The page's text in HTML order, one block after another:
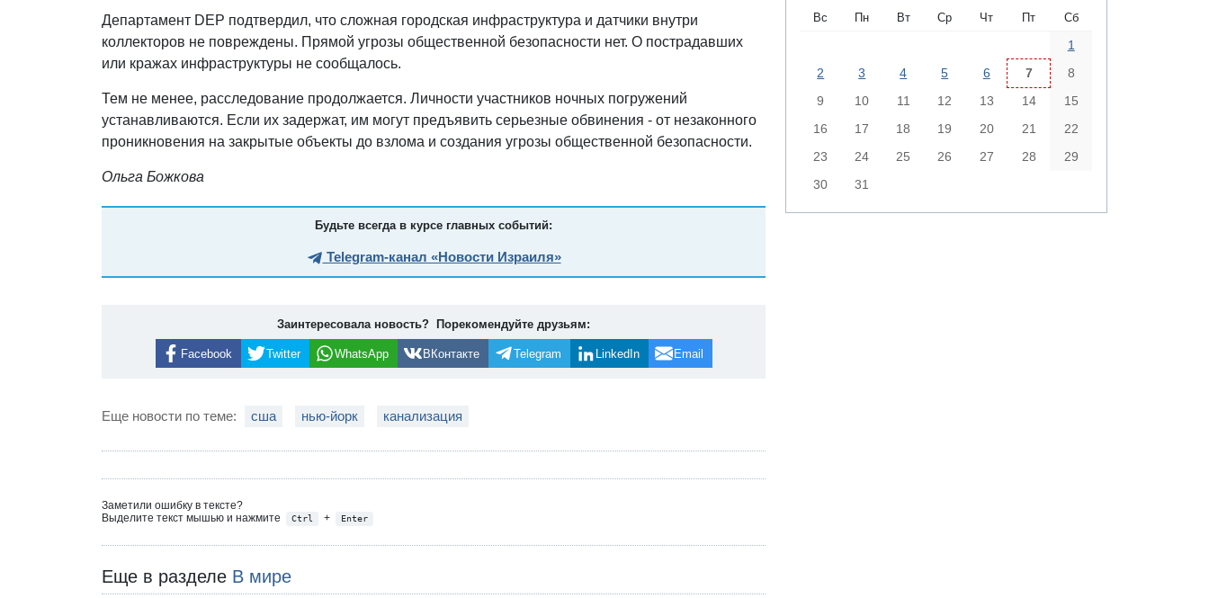
Департамент DEP подтвердил, что сложная городская инфраструктура и датчики внутри
коллекторов не повреждены. Прямой угрозы общественной безопасности нет. О пострадавших
или кражах инфраструктуры не сообщалось.
Тем не менее, расследование продолжается. Личности участников ночных погружений
устанавливаются. Если их задержат, им могут предъявить серьезные обвинения - от незаконного
проникновения на закрытые объекты до взлома и создания угрозы общественной безопасности.
Ольга Божкова
Будьте всегда в курсе главных событий:
Telegram-канал «Новости Израиля»
Заинтересовала новость? Порекомендуйте друзьям:
Facebook Twitter WhatsApp ВКонтакте Telegram LinkedIn Email
Еще новости по теме: сша нью-йорк канализация
Заметили ошибку в тексте?
Выделите текст мышью и нажмите
Ctrl + Enter
Еще в разделе В мире
Вс Пн Вт Ср Чт Пт Сб
1
2
3 4 5 6 7
8
9
10 11 12 13 14
15
16
17 18 19 20 21
22
23
24 25 26 27 28
29
30
31